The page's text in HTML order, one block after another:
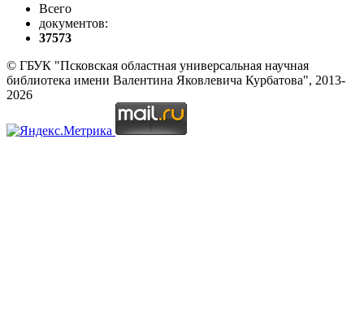
Всего
документов:
37573
© ГБУК "Псковская областная универсальная научная
библиотека имени Валентина Яковлевича Курбатова", 2013-
2026